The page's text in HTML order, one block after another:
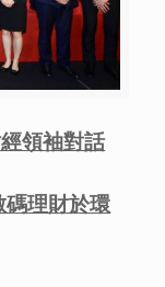
領袖對話
碼理財於環